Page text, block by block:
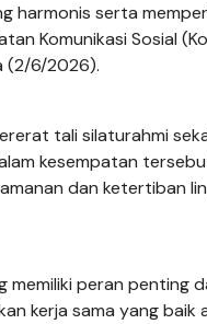
harmonis serta
Komunikasi Sosial
(2/6/2026).
tali silaturahmi
kesempatan
dan ketertiban
peran penting
kerja sama yang